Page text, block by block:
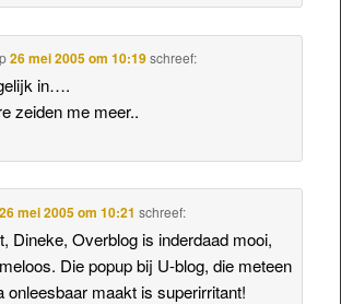
26 mei 2005 om 10:19 schreef:
in….
zeiden me meer..
26 mei 2005 om 10:21 schreef:
Dineke, Overblog is inderdaad mooi,
Die popup bij U-blog, die meteen
onleesbaar maakt is superirritant!